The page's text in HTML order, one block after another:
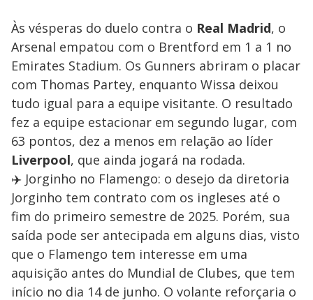
Às vésperas do duelo contra o Real Madrid, o
Arsenal empatou com o Brentford em 1 a 1 no
Emirates Stadium. Os Gunners abriram o placar
com Thomas Partey, enquanto Wissa deixou
tudo igual para a equipe visitante. O resultado
fez a equipe estacionar em segundo lugar, com
63 pontos, dez a menos em relação ao líder
Liverpool, que ainda jogará na rodada.
✈️ Jorginho no Flamengo: o desejo da diretoria
Jorginho tem contrato com os ingleses até o
fim do primeiro semestre de 2025. Porém, sua
saída pode ser antecipada em alguns dias, visto
que o Flamengo tem interesse em uma
aquisição antes do Mundial de Clubes, que tem
início no dia 14 de junho. O volante reforçaria o